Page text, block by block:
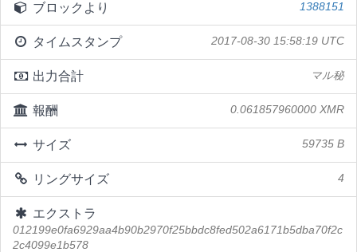
ブロックより 1388151
タイムスタンプ 2017-08-30 15:58:19 UTC
出力合計 マル秘
報酬 0.061857960000 XMR
サイズ 59735 B
リングサイズ 4
エクストラ
012199e0fa6929aa4b90b2970f25bbdc8fed502a6171b5dba70f2c
2c4099e1b578